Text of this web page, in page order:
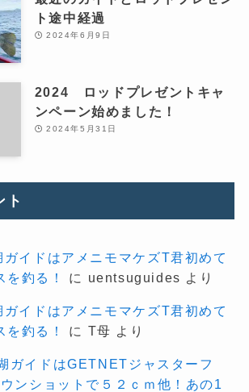
ト途中経過
2024年6月9日
2024 ロッドプレゼントキャ
ンペーン始めました！
2024年5月31日
ト
イドはアメニモマケズT君初めて
釣る！
に uentsuguides より
イドはアメニモマケズT君初めて
釣る！
に T母 より
ガイドはGETNETジャスターフ
ンショットで５２ｃｍ他！あの1